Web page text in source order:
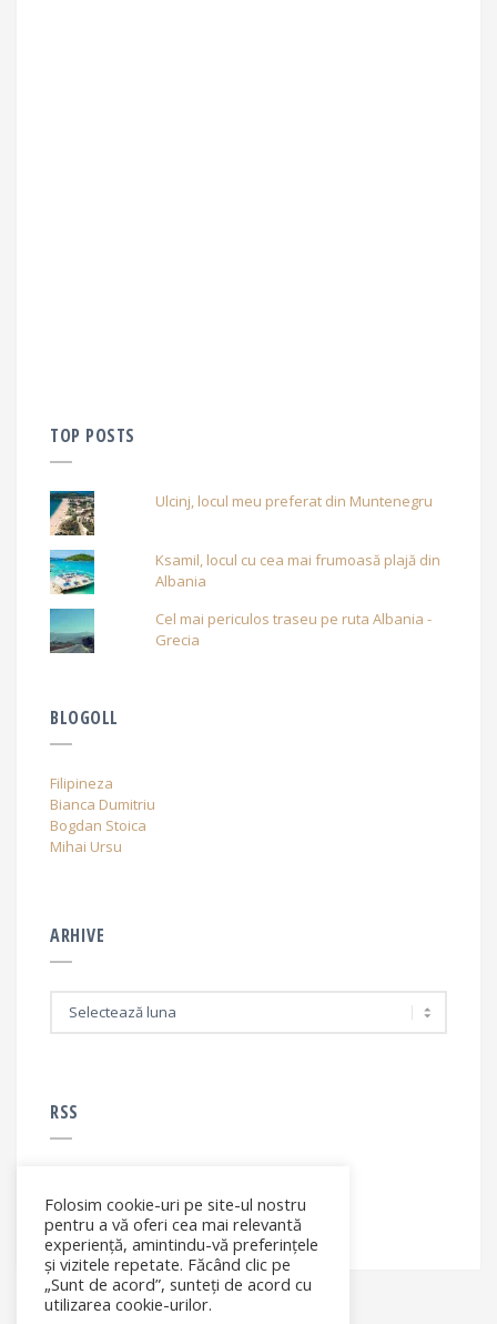
TOP POSTS
Ulcinj, locul meu preferat din Muntenegru
Ksamil, locul cu cea mai frumoasă plajă din
Albania
Cel mai periculos traseu pe ruta Albania -
Grecia
BLOGOLL
Filipineza
Bianca Dumitriu
Bogdan Stoica
Mihai Ursu
ARHIVE
RSS
RSS - articole
Folosim cookie-uri pe site-ul nostru
pentru a vă oferi cea mai relevantă
experiență, amintindu-vă preferințele
și vizitele repetate. Făcând clic pe
„Sunt de acord”, sunteți de acord cu
utilizarea cookie-urilor.